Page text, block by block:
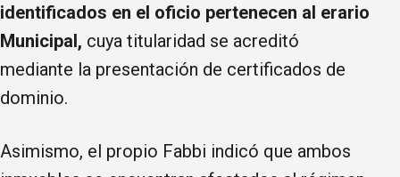
identificados en el oficio pertenecen al erario
Municipal, cuya titularidad se acreditó
mediante la presentación de certificados de
dominio.
Asimismo, el propio Fabbi indicó que ambos